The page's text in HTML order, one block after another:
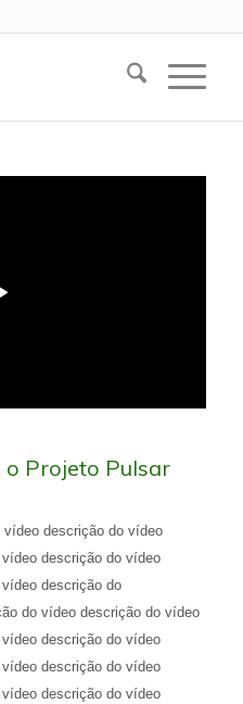
o Projeto Pulsar
descrição do vídeo
descrição do vídeo
descrição do
do vídeo descrição do vídeo
descrição do vídeo
descrição do vídeo
descrição do vídeo